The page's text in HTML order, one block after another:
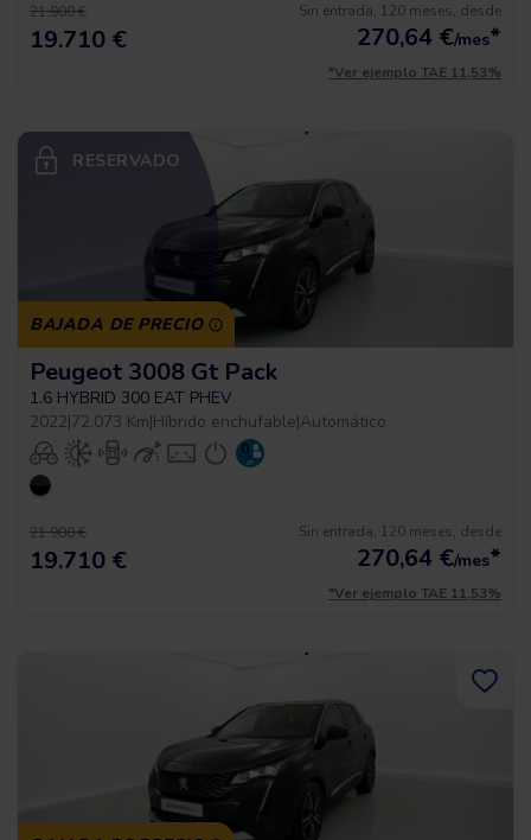
21.900 €
19.710 €
Sin entrada, 120 meses, desde
270,64 €/mes*
*Ver ejemplo TAE 11,53%
RESERVADO
BAJADA DE PRECIO
Peugeot 3008 Gt Pack
1.6 HYBRID 300 EAT PHEV
2022|72.073 Km|Híbrido enchufable|Automático
21.900 €
19.710 €
Sin entrada, 120 meses, desde
270,64 €/mes*
*Ver ejemplo TAE 11,53%